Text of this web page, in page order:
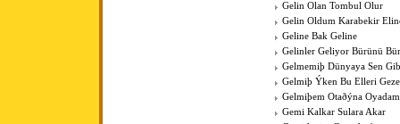
Gelin Olan Tombul Olur
Gelin Oldum Karabekir
Geline Bak Geline
Gelinler Geliyor Bürünü
Gelmemiþ Dünyaya Sen
Gelmiþ Ýken Bu Elleri
Gelmiþem Otaðýna
Gemi Kalkar Sulara Akar